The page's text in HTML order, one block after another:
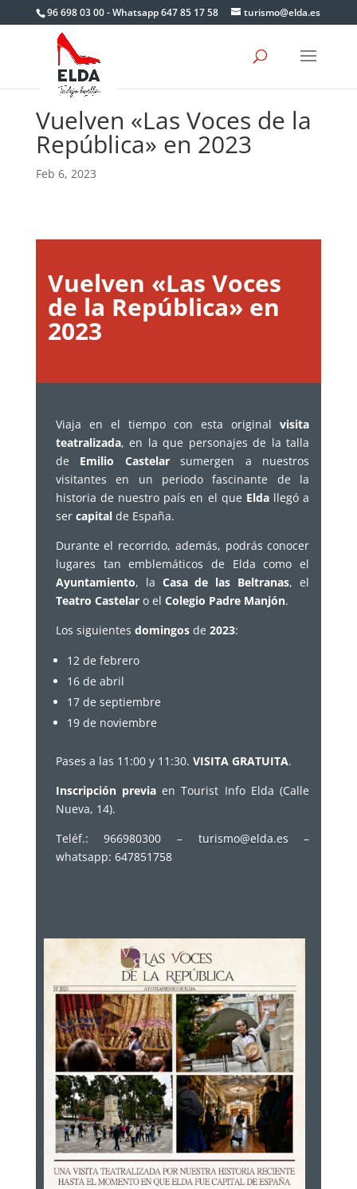
96 698 03 00 - Whatsapp 647 85 17 58 turismo@elda.es
Vuelven «Las Voces de la
República» en 2023
Feb 6, 2023
Vuelven «Las Voces
de la República» en
2023
Viaja en el tiempo con esta originalvisita
teatralizada, en la que personajes de la talla
de Emilio Castelarsumergen a nuestros
visitantes en un periodo fascinante de la
historia de nuestro país en el que Eldallegó a
ser capitalde España.
Durante el recorrido, además, podrás conocer
lugares tan emblemáticos de Elda como el
Ayuntamiento, la Casa de las Beltranas, el
Teatro Castelar o el Colegio Padre Manjón.
Los siguientes domingosde 2023:
12 de febrero
16 de abril
17 de septiembre
19 de noviembre
Pases a las 11:00 y 11:30. VISITA GRATUITA.
Inscripción previa en Tourist Info Elda (Calle
Nueva, 14).
Teléf.: 966980300 – turismo@elda.es –
whatsapp: 647851758